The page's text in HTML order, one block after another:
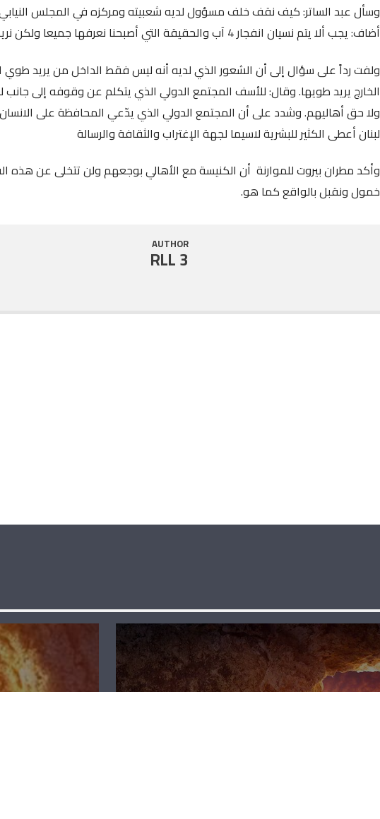
وسأل عبد الساتر: كيف نقف خلف مسؤول لديه شعبيته ومركزه في المجلس
أضاف: يجب ألا يتم نسيان انفجار 4 آب والحقيقة التي أصبحنا نعرفها جميعا ولكن نريد المحاسبة والعدالة.
ولفت رداً على سؤال إلى أن الشعور الذي لديه أنه ليس فقط الداخل من يريد
الخارج يريد طويها. وقال: للأسف المجتمع الدولي الذي يتكلم عن وقوفه إلى جانب
ولا حق أهاليهم. وشدد على أن المجتمع الدولي الذي يدّعي المحافظة على
لبنان أعطى الكثير للبشرية لاسيما لجهة الإغتراب والثقافة والرسالة
وأكد مطران بيروت للموارنة أن الكنيسة مع الأهالي بوجعهم ولن تتخلى عن هذه
خمول ونقبل بالواقع كما هو.
AUTHOR
RLL 3